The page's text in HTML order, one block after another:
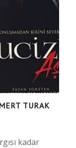
TURAK
kadar